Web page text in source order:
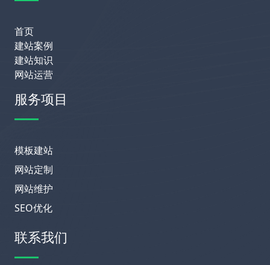
首页
建站案例
建站知识
网站运营
服务项目
模板建站
网站定制
网站维护
SEO优化
联系我们